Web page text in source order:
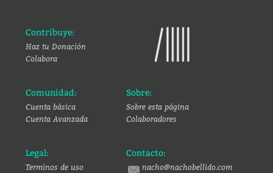
Contribuye:
Haz tu Donación
Colabora
Comunidad:
Cuenta básica
Cuenta Avanzada
Sobre:
Sobre esta página
Colaboradores
Legal:
Terminos de uso
Contacto:
nacho@nachobellido.com